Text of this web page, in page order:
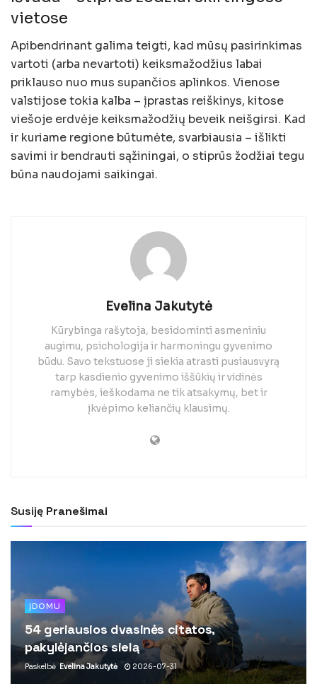
vietose
Apibendrinant galima teigti, kad mūsų pasirinkimas
vartoti (arba nevartoti) keiksmažodžius labai
priklauso nuo mus supančios aplinkos. Vienose
valstijose tokia kalba – įprastas reiškinys, kitose
viešoje erdvėje keiksmažodžių beveik neišgirsi. Kad
ir kuriame regione būtumėte, svarbiausia – išlikti
savimi ir bendrauti sąžiningai, o stiprūs žodžiai tegu
būna naudojami saikingai.
Evelina Jakutytė
Kūrybinga rašytoja, besidominti asmeniniu
augimu, psichologija ir harmoningu gyvenimo
būdu. Savo tekstuose ji siekia atrasti pusiausvyrą
tarp kasdienio gyvenimo iššūkių ir vidinės
ramybės, ieškodama ne tik atsakymų, bet ir
įkvėpimo keliančių klausimų.
Susiję Pranešimai
ĮDOMU
54 geriausios dvasinės citatos,
pakylėjančios sielą
Paskelbė Evelina Jakutytė 2026-07-31